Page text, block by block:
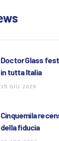
Doctor Glass
in tutta Italia
15 GIU 2026
Cinquemila
della fiducia